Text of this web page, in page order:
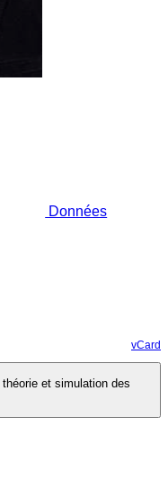
Données
vCard
théorie et simulation des